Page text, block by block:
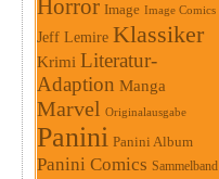
Horror Image Image Comics
Jeff Lemire Klassiker
Krimi Literatur-
Adaption Manga
Marvel Originalausgabe
Panini Panini Album
Panini Comics Sammelband